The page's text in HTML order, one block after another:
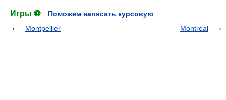
Игры ⚽
Поможем написать курсовую
Montpellier
Montreal